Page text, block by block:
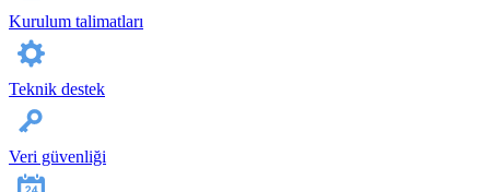
Kurulum talimatları
Teknik destek
Veri güvenliği